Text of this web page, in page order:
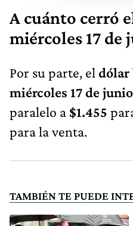
A cuánto cerró
miércoles 17 de
Por su parte, el dólar
miércoles 17 de junio
paralelo a $1.455
para la venta.
TAMBIÉN TE PUEDE